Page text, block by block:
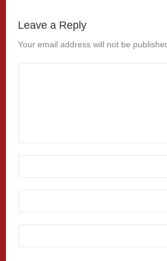
Leave a Reply
Your email address will not be